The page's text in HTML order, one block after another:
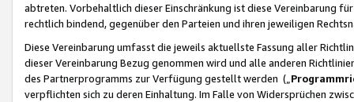
abtreten. Vorbehaltlich dieser Einschränkung ist diese Vereinbarung
rechtlich bindend, gegenüber den Parteien und ihren jeweiligen
Diese Vereinbarung umfasst die jeweils aktuellste Fassung aller
dieser Vereinbarung Bezug genommen wird und alle anderen
des Partnerprogramms zur Verfügung gestellt werden („
verpflichten sich zu deren Einhaltung. Im Falle von Widersprüchen